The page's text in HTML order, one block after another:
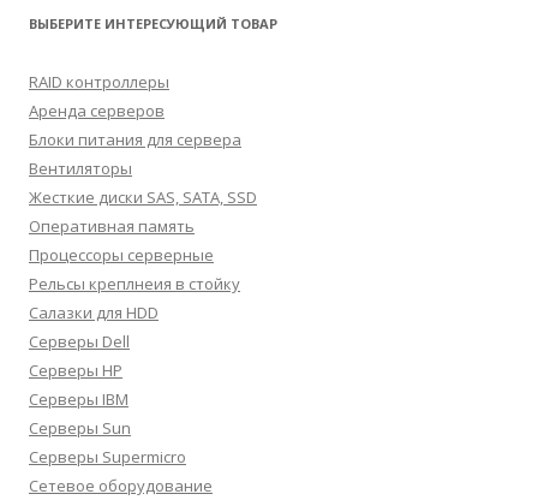
ВЫБЕРИТЕ ИНТЕРЕСУЮЩИЙ ТОВАР
RAID контроллеры
Аренда серверов
Блоки питания для сервера
Вентиляторы
Жесткие диски SAS, SATA, SSD
Оперативная память
Процессоры серверные
Рельсы креплнеия в стойку
Салазки для HDD
Серверы Dell
Серверы HP
Серверы IBM
Серверы Sun
Серверы Supermicro
Сетевое оборудование